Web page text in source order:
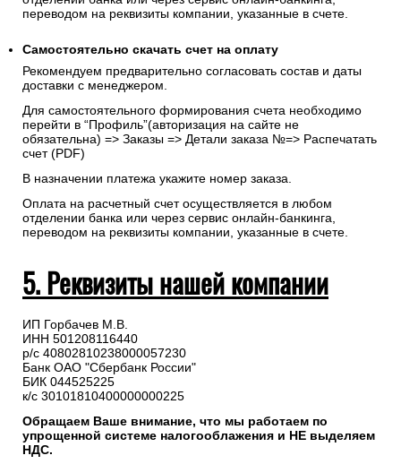
переводом на реквизиты компании, указанные в счете.
Самостоятельно скачать счет на оплату
Рекомендуем предварительно согласовать состав и даты
доставки с менеджером.
Для самостоятельного формирования счета необходимо
перейти в “Профиль”(авторизация на сайте не
обязательна) => Заказы => Детали заказа №=> Распечатать
счет (PDF)
В назначении платежа укажите номер заказа.
Оплата на расчетный счет осуществляется в любом
отделении банка или через сервис онлайн-банкинга,
переводом на реквизиты компании, указанные в счете.
5. Реквизиты нашей компании
ИП Горбачев М.В.
ИНН 501208116440
р/с 40802810238000057230
Банк ОАО "Сбербанк России"
БИК 044525225
к/с 30101810400000000225
Обращаем Ваше внимание, что мы работаем по
упрощенной системе налогооблажения и НЕ выделяем
НДС.